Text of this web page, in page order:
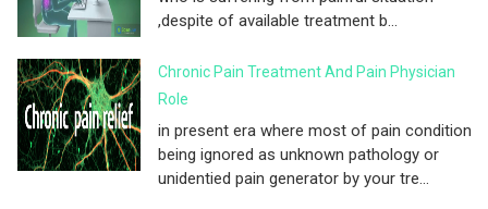
,despite of available treatment b...
Chronic Pain Treatment And Pain Physician
Role
in present era where most of pain condition
being ignored as unknown pathology or
unidentied pain generator by your tre...